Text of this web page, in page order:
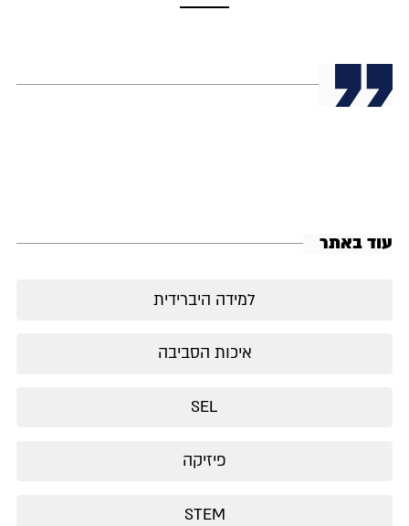
עוד באתר
למידה היברידית
איכות הסביבה
SEL
פיזיקה
STEM